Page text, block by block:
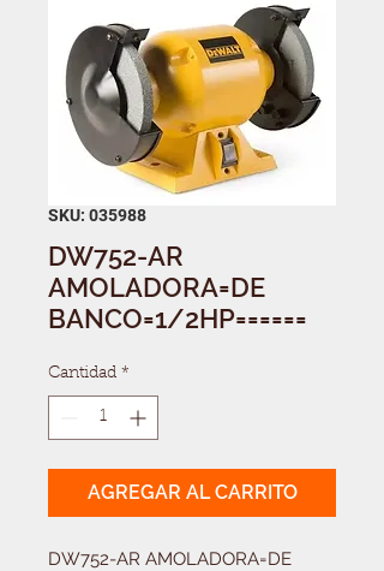
SKU: 035988
DW752-AR
AMOLADORA=DE
BANCO=1/2HP======
Cantidad *
AGREGAR AL CARRITO
DW752-AR AMOLADORA=DE